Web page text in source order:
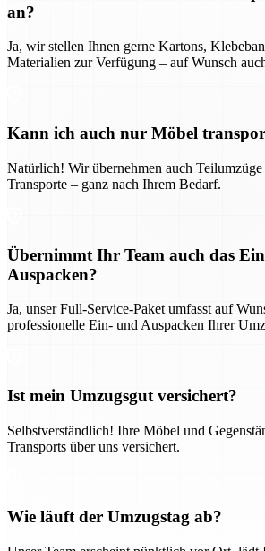
an?
Ja, wir stellen Ihnen gerne Kartons,
Materialien zur Verfügung – auf Wunsch
Kann ich auch nur Möbel
Natürlich! Wir übernehmen auch Teilumzüge
Transporte – ganz nach Ihrem Bedarf.
Übernimmt Ihr Team auch das
Auspacken?
Ja, unser Full-Service-Paket umfasst auf
professionelle Ein- und Auspacken Ihrer
Ist mein Umzugsgut versichert?
Selbstverständlich! Ihre Möbel und
Transports über uns versichert.
Wie läuft der Umzugstag ab?